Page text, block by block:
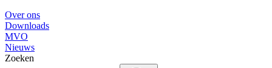
Over ons
Downloads
MVO
Nieuws
Zoeken